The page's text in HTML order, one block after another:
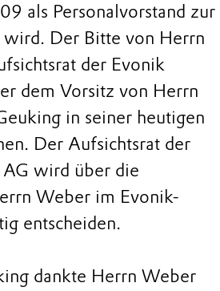
als Personalvorstand zur
wird. Der Bitte von Herrn
der Evonik
dem Vorsitz von Herrn
in seiner heutigen
Der Aufsichtsrat der
wird über die
Weber im Evonik-
entscheiden.
dankte Herrn Weber